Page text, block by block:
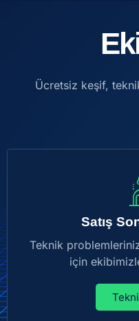
Ücretsiz keşif,
Satış
Teknik
için